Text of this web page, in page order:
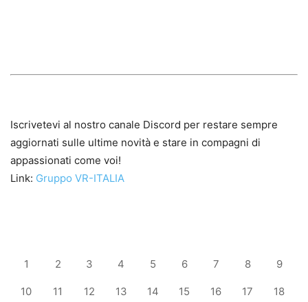
Iscrivetevi al nostro canale Discord per restare sempre
aggiornati sulle ultime novità e stare in compagni di
appassionati come voi!
Link: Gruppo VR-ITALIA
1 2 3 4 5 6 7 8 9
10 11 12 13 14 15 16 17 18